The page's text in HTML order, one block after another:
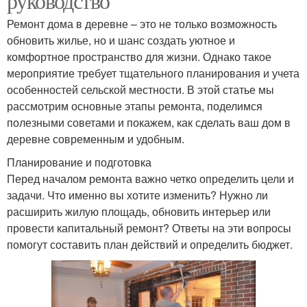
Ремонт дома в деревне – это не только возможность
обновить жилье, но и шанс создать уютное и
комфортное пространство для жизни. Однако такое
мероприятие требует тщательного планирования и учета
особенностей сельской местности. В этой статье мы
рассмотрим основные этапы ремонта, поделимся
полезными советами и покажем, как сделать ваш дом в
деревне современным и удобным.
Планирование и подготовка
Перед началом ремонта важно четко определить цели и
задачи. Что именно вы хотите изменить? Нужно ли
расширить жилую площадь, обновить интерьер или
провести капитальный ремонт? Ответы на эти вопросы
помогут составить план действий и определить бюджет.